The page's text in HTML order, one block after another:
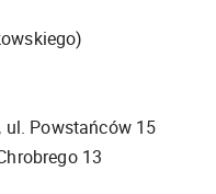
ul. Powstańców 15
13